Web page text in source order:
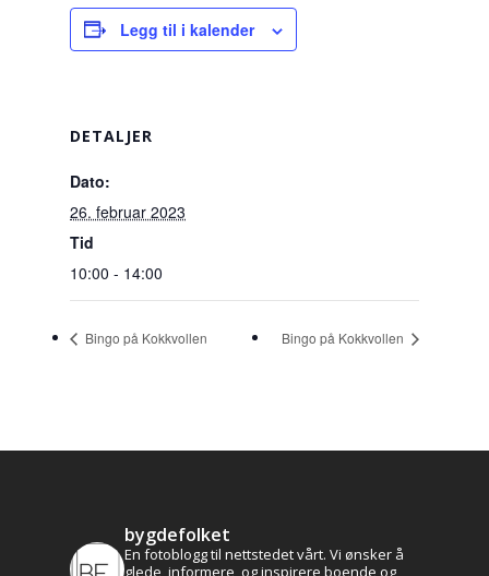
Legg til i kalender
DETALJER
Dato:
26. februar 2023
Tid
10:00 - 14:00
Bingo på Kokkvollen Bingo på Kokkvollen
bygdefolket
En fotoblogg til nettstedet vårt. Vi ønsker å